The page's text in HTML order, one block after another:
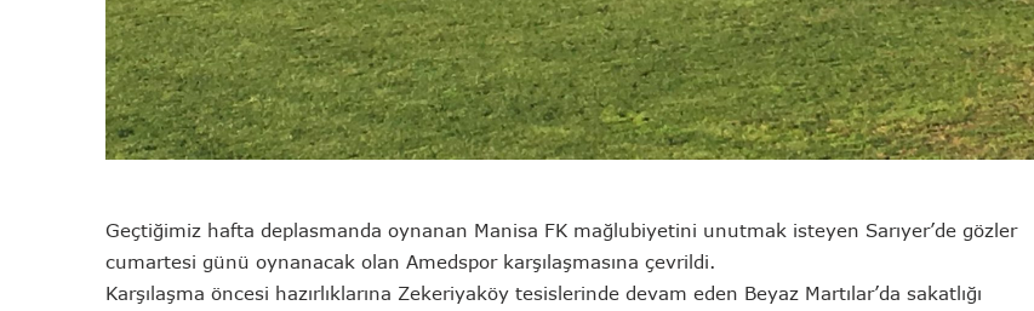
Geçtiğimiz hafta deplasmanda oynanan Manisa FK mağlubiyetini unutmak isteyen Sarıyer’de gözler
cumartesi günü oynanacak olan Amedspor karşılaşmasına çevrildi.
Karşılaşma öncesi hazırlıklarına Zekeriyaköy tesislerinde devam eden Beyaz Martılar’da sakatlığı